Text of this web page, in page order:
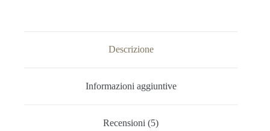
Descrizione
Informazioni aggiuntive
Recensioni (5)